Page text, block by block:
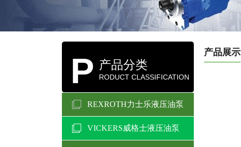
P 产品分类
RODUCT CLASSIFICATION
REXROTH力士乐液压油泵
VICKERS威格士液压油泵
产品展示